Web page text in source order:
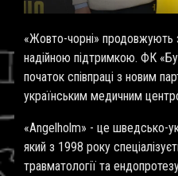
«Жовто-чорні» продовжують
надійною підтримкою. ФК
початок співпраці з новим
українським медичним
«Angelholm» - це шведсько-
який з 1998 року
травматології та